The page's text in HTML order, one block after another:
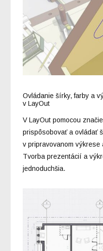
Ovládanie šírky, farby a
v LayOut
V LayOut pomocou
prispôsobovať a ovládať
v pripravovanom výkrese
Tvorba prezentácií a
jednoduchšia.